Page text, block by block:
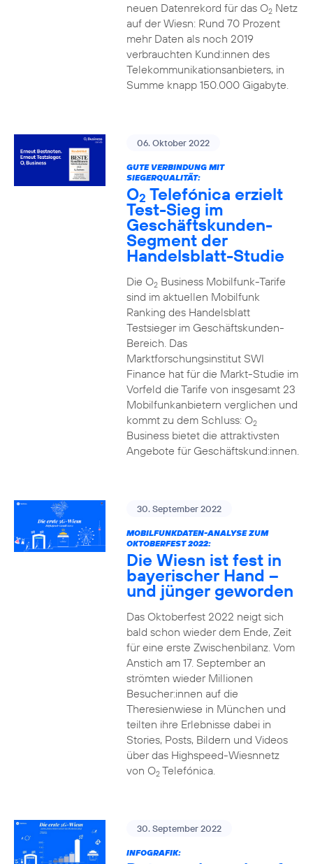
neuen Datenrekord für das O2Netz
auf der Wiesn: Rund 70 Prozent
mehr Daten als noch 2019
verbrauchten Kund:innen des
Telekommunikationsanbieters, in
Summe knapp 150.000 Gigabyte.
06. Oktober 2022
GUTE VERBINDUNG MIT
SIEGERQUALITÄT:
O2 Telefónica erzielt
Test-Sieg im
Geschäftskunden-
Segment der
Handelsblatt-Studie
Die O2Business Mobilfunk-Tarife
sind im aktuellen Mobilfunk
Ranking des Handelsblatt
Testsieger im Geschäftskunden-
Bereich. Das
Marktforschungsinstitut SWI
Finance hat für die Markt-Studie im
Vorfeld die Tarife von insgesamt 23
Mobilfunkanbietern verglichen und
kommt zu dem Schluss: O2
Business bietet die attraktivsten
Angebote für Geschäftskund:innen.
30. September 2022
MOBILFUNKDATEN-ANALYSE ZUM
OKTOBERFEST 2022:
Die Wiesn ist fest in
bayerischer Hand –
und jünger geworden
Das Oktoberfest 2022 neigt sich
bald schon wieder dem Ende, Zeit
für eine erste Zwischenbilanz. Vom
Anstich am 17. September an
strömten wieder Millionen
Besucher:innen auf die
Theresienwiese in München und
teilten ihre Erlebnisse dabei in
Stories, Posts, Bildern und Videos
über das Highspeed-Wiesnnetz
von O2Telefónica.
30. September 2022
INFOGRAFIK: